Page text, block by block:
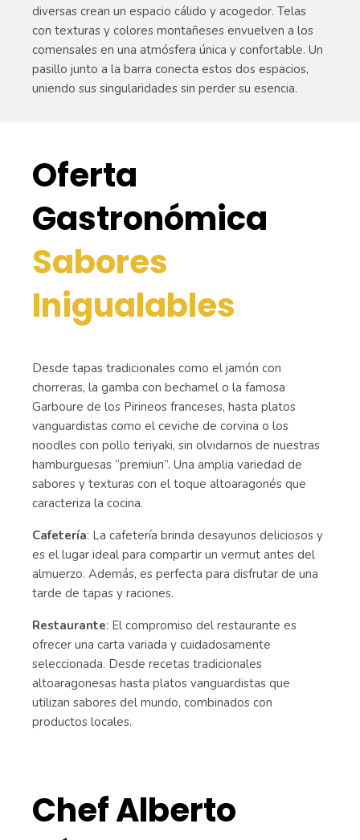
diversas crean un espacio cálido y acogedor. Telas
con texturas y colores montañeses envuelven a los
comensales en una atmósfera única y confortable. Un
pasillo junto a la barra conecta estos dos espacios,
uniendo sus singularidades sin perder su esencia.
Oferta
Gastronómica
Sabores
Inigualables
Desde tapas tradicionales como el jamón con
chorreras, la gamba con bechamel o la famosa
Garboure de los Pirineos franceses, hasta platos
vanguardistas como el ceviche de corvina o los
noodles con pollo teriyaki, sin olvidarnos de nuestras
hamburguesas “premiun”. Una amplia variedad de
sabores y texturas con el toque altoaragonés que
caracteriza la cocina.
Cafetería: La cafetería brinda desayunos deliciosos y
es el lugar ideal para compartir un vermut antes del
almuerzo. Además, es perfecta para disfrutar de una
tarde de tapas y raciones.
Restaurante: El compromiso del restaurante es
ofrecer una carta variada y cuidadosamente
seleccionada. Desde recetas tradicionales
altoaragonesas hasta platos vanguardistas que
utilizan sabores del mundo, combinados con
productos locales.
Chef Alberto